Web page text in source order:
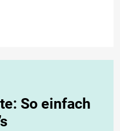
So einfach